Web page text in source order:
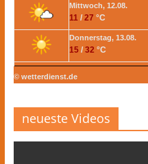
Mittwoch, 12.08.
11/ 27 °C
Donnerstag, 13.08.
15/ 32 °C
© wetterdienst.de
neueste Videos